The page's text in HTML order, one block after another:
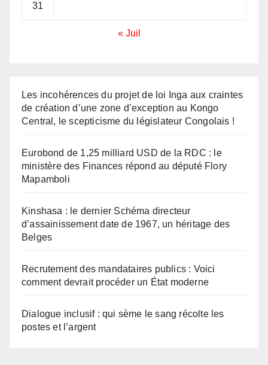
31
« Juil
Les incohérences du projet de loi Inga aux craintes
de création d’une zone d’exception au Kongo
Central, le scepticisme du législateur Congolais !
Eurobond de 1,25 milliard USD de la RDC : le
ministère des Finances répond au député Flory
Mapamboli
Kinshasa : le dernier Schéma directeur
d’assainissement date de 1967, un héritage des
Belges
Recrutement des mandataires publics : Voici
comment devrait procéder un État moderne
Dialogue inclusif : qui sème le sang récolte les
postes et l’argent